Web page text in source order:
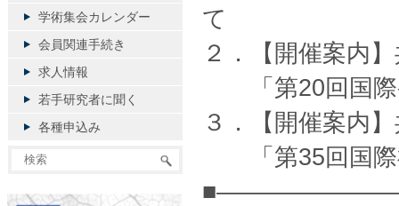
て
２．【開催案内
「第20回国際
３．【開催案内
「第35回国際
学術集会カレンダー
会員関連手続き
求人情報
若手研究者に聞く
各種申込み